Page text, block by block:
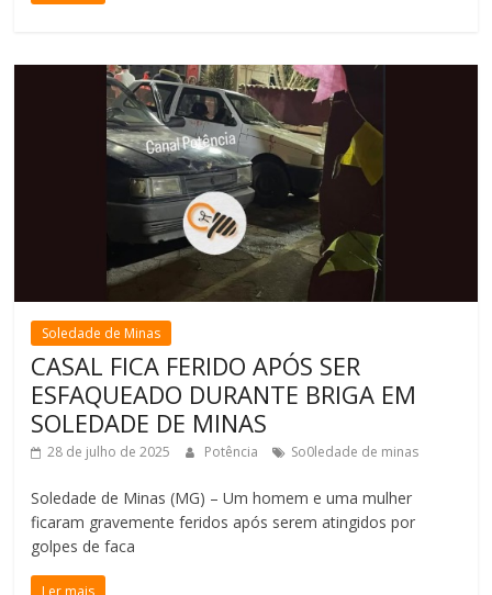
Soledade de Minas
CASAL FICA FERIDO APÓS SER
ESFAQUEADO DURANTE BRIGA EM
SOLEDADE DE MINAS
28 de julho de 2025 Potência So0ledade de minas
Soledade de Minas (MG) – Um homem e uma mulher
ficaram gravemente feridos após serem atingidos por
golpes de faca
Ler mais